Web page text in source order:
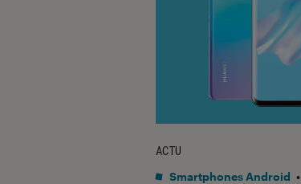
ACTU
Smartphones Android •